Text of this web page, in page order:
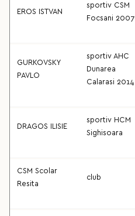
EROS ISTVAN
sportiv CSM
Focsani 2007
GURKOVSKY
PAVLO
sportiv AHC
Dunarea
Calarasi 2014
DRAGOS ILISIE
sportiv HCM
Sighisoara
CSM Scolar
Resita
club